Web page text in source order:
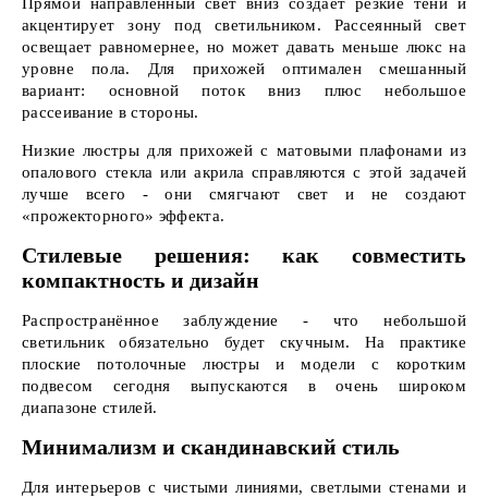
акцентирует зону под светильником. Рассеянный свет
освещает равномернее, но может давать меньше люкс на
уровне пола. Для прихожей оптимален смешанный
вариант: основной поток вниз плюс небольшое
рассеивание в стороны.
Низкие люстры для прихожей с матовыми плафонами из
опалового стекла или акрила справляются с этой задачей
лучше всего - они смягчают свет и не создают
«прожекторного» эффекта.
Стилевые решения: как совместить
компактность и дизайн
Распространённое заблуждение - что небольшой
светильник обязательно будет скучным. На практике
плоские потолочные люстры и модели с коротким
подвесом сегодня выпускаются в очень широком
диапазоне стилей.
Минимализм и скандинавский стиль
Для интерьеров с чистыми линиями, светлыми стенами и